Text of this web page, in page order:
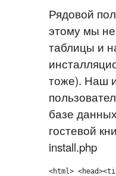
Рядовой
этому мы
таблицы и
тоже). Наш
базе
гостевой
install.php
<html>